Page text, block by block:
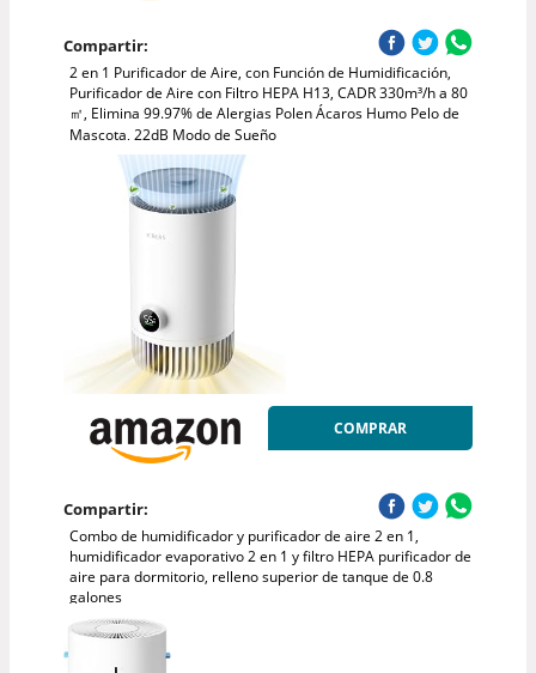
Compartir:
2 en 1 Purificador de Aire, con Función de Humidificación,
Purificador de Aire con Filtro HEPA H13, CADR 330m³/h a 80
㎡, Elimina 99.97% de Alergias Polen Ácaros Humo Pelo de
Mascota, 22dB Modo de Sueño
COMPRAR
Compartir:
Combo de humidificador y purificador de aire 2 en 1,
humidificador evaporativo 2 en 1 y filtro HEPA purificador de
aire para dormitorio, relleno superior de tanque de 0.8
galones